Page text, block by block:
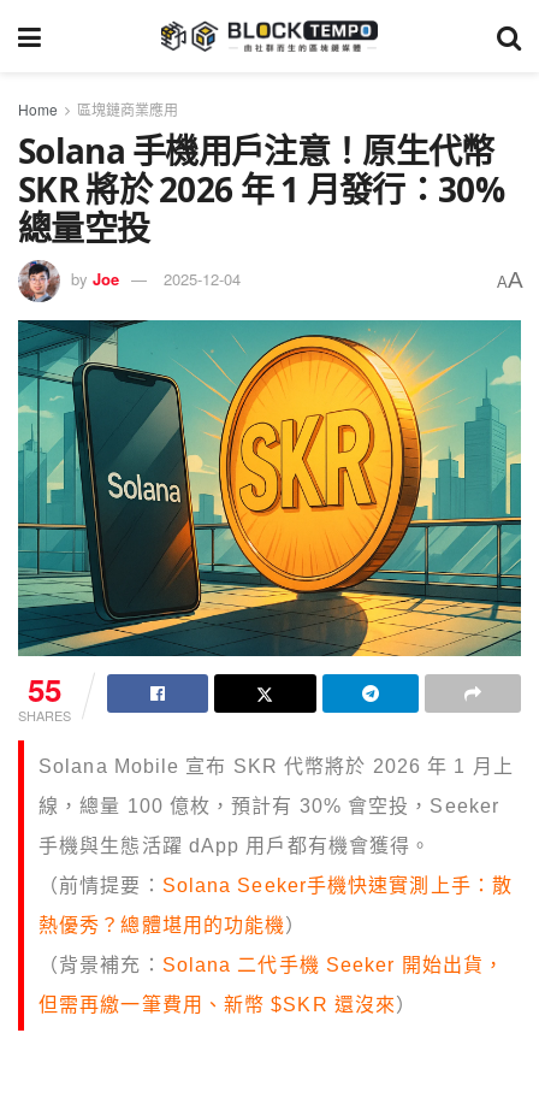
Home 區塊鏈商業應用
Solana 手機用戶注意！原生代幣
SKR 將於 2026 年 1 月發行：30%
總量空投
by Joe 2025-12-04 AA
55
SHARES
Solana Mobile 宣布 SKR 代幣將於 2026 年 1 月上
線，總量 100 億枚，預計有 30% 會空投，Seeker
手機與生態活躍 dApp 用戶都有機會獲得。
（前情提要： Solana Seeker手機快速實測上手：散
熱優秀？總體堪用的功能機）
（背景補充： Solana 二代手機 Seeker 開始出貨，
但需再繳一筆費用、新幣 $SKR 還沒來）